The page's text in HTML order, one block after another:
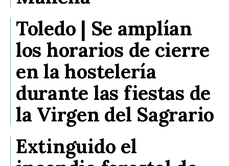
Toledo | Se amplían
los horarios de cierre
en la hostelería
durante las fiestas de
la Virgen del Sagrario
Extinguido el